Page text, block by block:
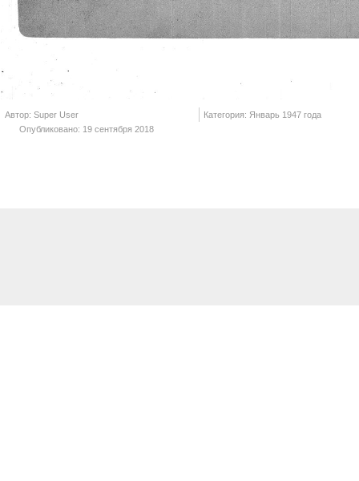
Автор: Super User
Категория: Январь 1947 года
Опубликовано: 19 сентября 2018